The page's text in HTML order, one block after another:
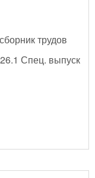
трудов
вып. 26.1 Спец. выпуск